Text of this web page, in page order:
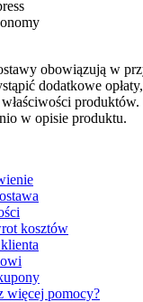
obowiązują w
dodatkowe
w opisie produktu.
kosztów
więcej pomocy?